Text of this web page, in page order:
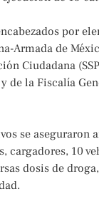
por
Armada de
Ciudadana
de la Fiscalía
se aseguraron
cargadores, 10
dosis de